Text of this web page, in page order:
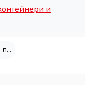
и
кош за омаслени парцали, пожаробезопасен кош, метален кош за отпадъци, съд за омаслени кърпи, контейнер за омаслени парцали, индустриален кош за отпадъци, кош с педал, самозатварящ се кош, кош за запалими отпадъци, пожарозащитен контейнер, fm сертифициран